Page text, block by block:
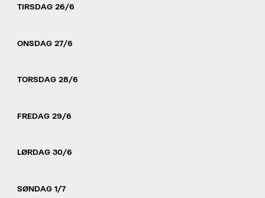
TIRSDAG 26/6
ONSDAG 27/6
TORSDAG 28/6
FREDAG 29/6
LØRDAG 30/6
SØNDAG 1/7